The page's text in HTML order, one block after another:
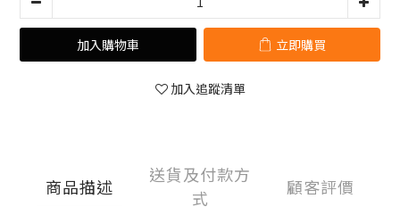
加入購物車 立即購買
加入追蹤清單
商品描述
送貨及付款方
式
顧客評價